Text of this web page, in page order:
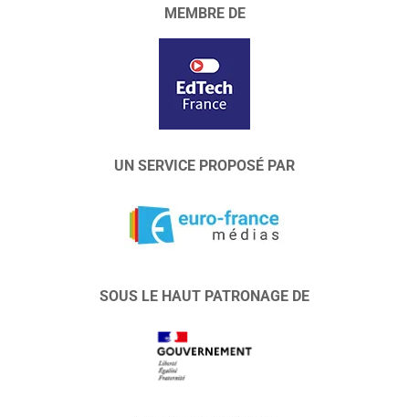
MEMBRE DE
UN SERVICE PROPOSÉ PAR
SOUS LE HAUT PATRONAGE DE